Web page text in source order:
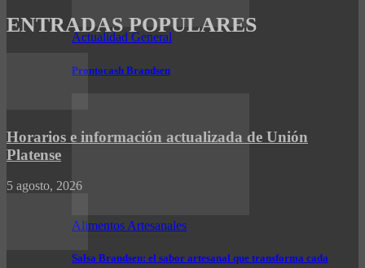
Actualidad General
Prontocash Brandsen
Alimentos Artesanales
Salsa Brandsen: el sabor artesanal que transforma cada
ENTRADAS POPULARES
Horarios e información actualizada de Unión
Platense
5 agosto, 2026